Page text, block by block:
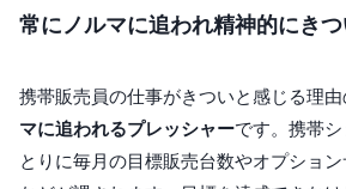
常にノルマに追われ精神的にき
携帯販売員の仕事がきついと感じる理由
マに追われるプレッシャーです。携帯
とりに毎月の目標販売台数やオプショ